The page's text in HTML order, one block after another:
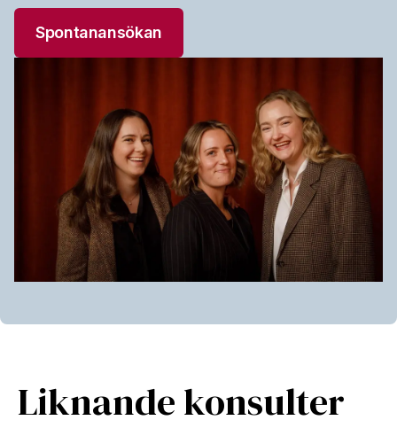
Spontanansökan
Liknande konsulter